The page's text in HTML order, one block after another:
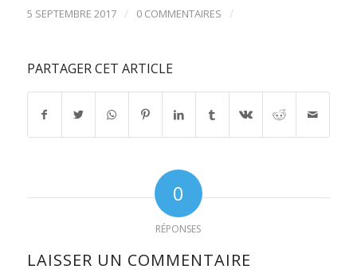
5 SEPTEMBRE 2017 / 0 COMMENTAIRES /
PARTAGER CET ARTICLE
0
RÉPONSES
LAISSER UN COMMENTAIRE